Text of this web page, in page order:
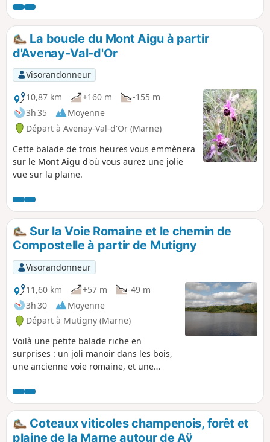
laisse les voitures à la gare d'Avenay-Val-d'Or et on y
retourne en TER depuis Rilly-la-Montagne. Bien qu'on
emprunte le chemin de Compostelle, on y est divinement
tranquille. En semaine à part un ou deux forestiers, vous ne
croiserez que des chevreuils.
La boucle du Mont Aigu à partir
d'Avenay-Val-d'Or
Visorandonneur
10,87 km
+160 m
-155 m
3h 35
Moyenne
Départ à Avenay-Val-d'Or (Marne)
Cette balade de trois heures vous emmènera
sur le Mont Aigu d'où vous aurez une jolie
vue sur la plaine.
Sur la Voie Romaine et le chemin de
Compostelle à partir de Mutigny
Visorandonneur
11,60 km
+57 m
-49 m
3h 30
Moyenne
Départ à Mutigny (Marne)
Voilà une petite balade riche en
surprises : un joli manoir dans les bois,
une ancienne voie romaine, et une
de Compostelle qui va de Rocroi à
Vézelay, où on croise souvent des
pèlerins.
Coteaux viticoles champenois, forêt et
plaine de la Marne autour de Aÿ